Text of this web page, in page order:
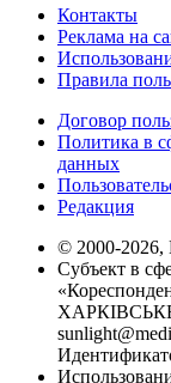
Контакты
Реклама на
Правила
Договор
Политика в
данных
Редакция
© 2000-2026,
Субъект в
ХАРКІВСЬКЕ